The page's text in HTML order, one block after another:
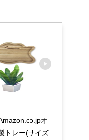
オ
トレー(サイズ